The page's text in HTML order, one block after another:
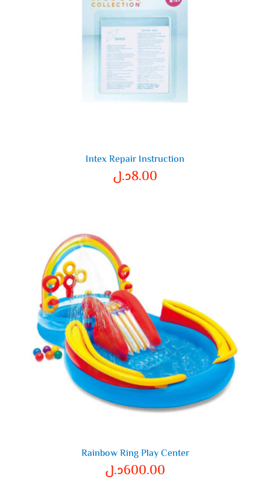
Intex Repair Instruction
8.00د.ل
Rainbow Ring Play Center
600.00د.ل